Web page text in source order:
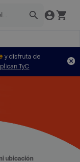
y disfruta de
TyC
ubicación